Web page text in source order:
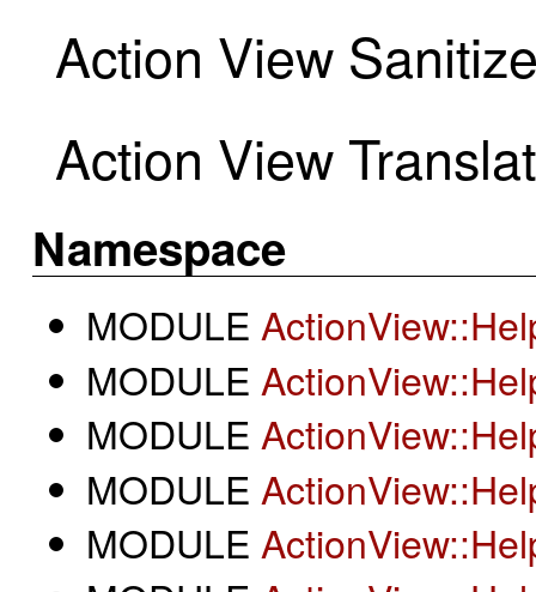
Action View
Action View
Namespace
MODULE
MODULE
MODULE
MODULE
MODULE